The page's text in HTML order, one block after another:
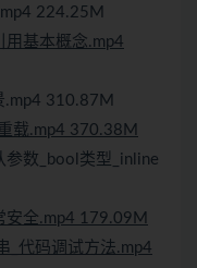
224.25M
用基本概念.mp4
.mp4 310.87M
载.mp4 370.38M
参数_bool类型_inline
安全.mp4 179.09M
_代码调试方法.mp4